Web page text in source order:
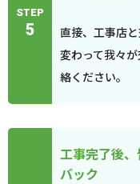
STEP
5
直接、工事店
変わって我々
絡ください。
工事完了後
バック